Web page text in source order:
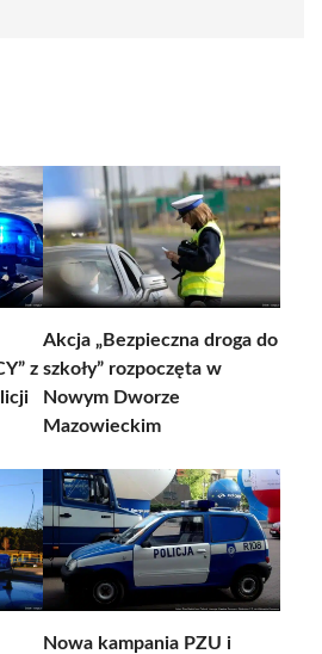
z
Akcja „Bezpieczna droga do
szkoły” rozpoczęta w
Nowym Dworze
Mazowieckim
Nowa kampania PZU i